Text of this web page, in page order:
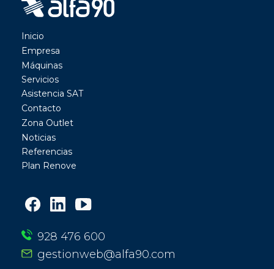
Inicio
Empresa
Máquinas
Servicios
Asistencia SAT
Contacto
Zona Outlet
Noticias
Referencias
Plan Renove
928 476 600
gestionweb@alfa90.com